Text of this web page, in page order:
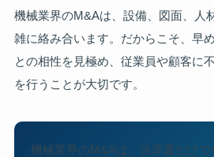
機械業界のM&Aは、設備、図面、人
雑に絡み合います。だからこそ、早
との相性を見極め、従業員や顧客に
を行うことが大切です。
機械業界のM&Aは、決算書だけ